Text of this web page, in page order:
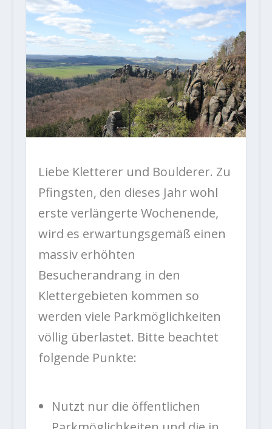
Liebe Kletterer und Boulderer. Zu
Pfingsten, den dieses Jahr wohl
erste verlängerte Wochenende,
wird es erwartungsgemäß einen
massiv erhöhten
Besucherandrang in den
Klettergebieten kommen so
werden viele Parkmöglichkeiten
völlig überlastet. Bitte beachtet
folgende Punkte:
Nutzt nur die öffentlichen